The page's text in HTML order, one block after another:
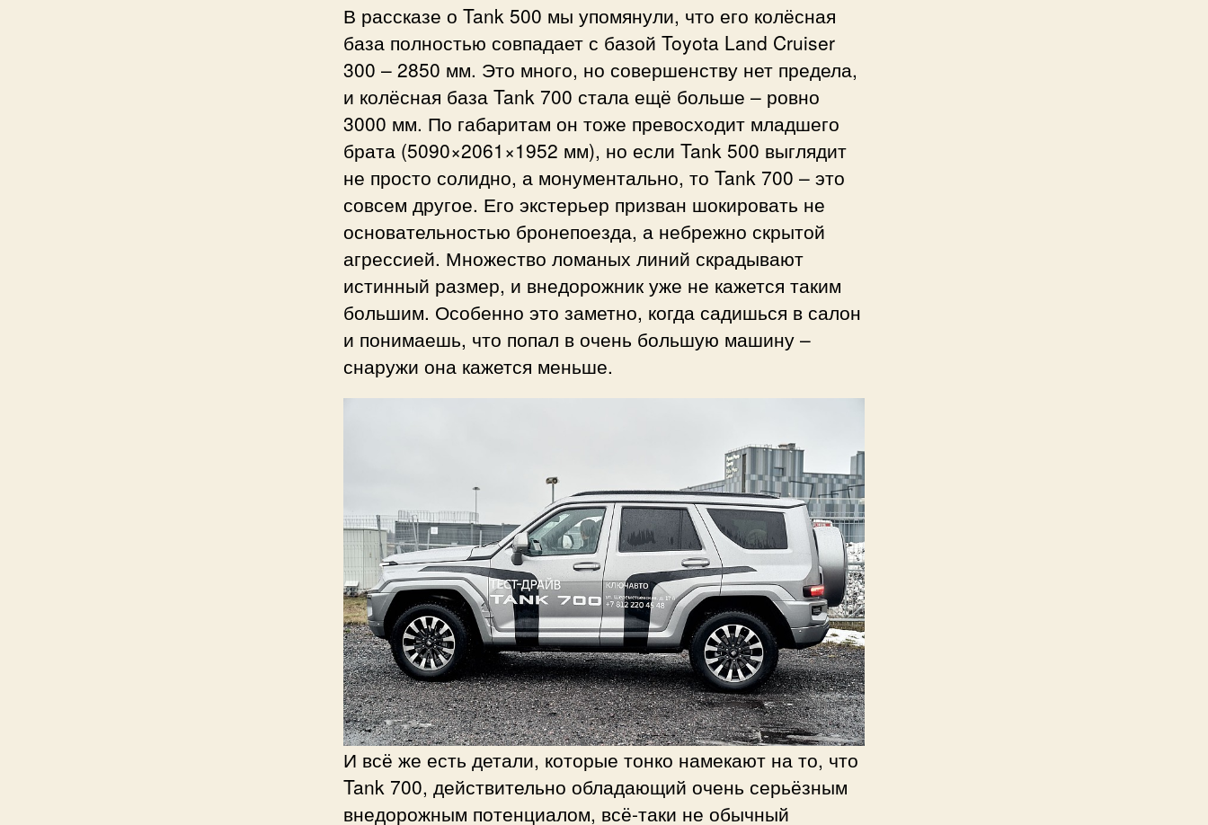
В рассказе о Tank 500 мы упомянули, что его колёсная
база полностью совпадает с базой Toyota Land Cruiser
300 – 2850 мм. Это много, но совершенству нет предела,
и колёсная база Tank 700 стала ещё больше – ровно
3000 мм. По габаритам он тоже превосходит младшего
брата (5090×2061×1952 мм), но если Tank 500 выглядит
не просто солидно, а монументально, то Tank 700 – это
совсем другое. Его экстерьер призван шокировать не
основательностью бронепоезда, а небрежно скрытой
агрессией. Множество ломаных линий скрадывают
истинный размер, и внедорожник уже не кажется таким
большим. Особенно это заметно, когда садишься в салон
и понимаешь, что попал в очень большую машину –
снаружи она кажется меньше.
И всё же есть детали, которые тонко намекают на то, что
Tank 700, действительно обладающий очень серьёзным
внедорожным потенциалом, всё-таки не обычный